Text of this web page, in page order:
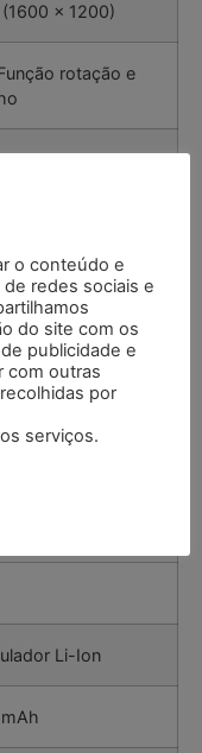
(1600 x 1200)
rotação e
micro SD
alemão, chinês
chinês
francês,
2.0, saída TV,
para cartão
Li-Ion
o conteúdo e
redes sociais e
do site com os
publicidade e
com outras
por
serviços.